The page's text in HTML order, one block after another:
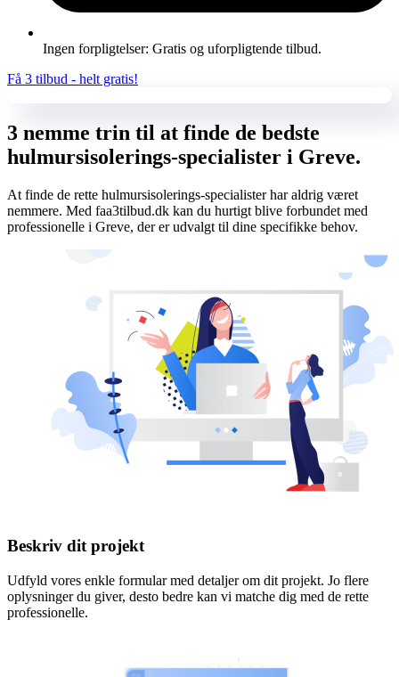
Ingen forpligtelser: Gratis og uforpligtende tilbud.
Få 3 tilbud - helt gratis!
3 nemme trin til at finde de bedste
hulmursisolerings-specialister i Greve.
At finde de rette hulmursisolerings-specialister har aldrig været
nemmere. Med faa3tilbud.dk kan du hurtigt blive forbundet med
professionelle i Greve, der er udvalgt til dine specifikke behov.
Beskriv dit projekt
Udfyld vores enkle formular med detaljer om dit projekt. Jo flere
oplysninger du giver, desto bedre kan vi matche dig med de rette
professionelle.